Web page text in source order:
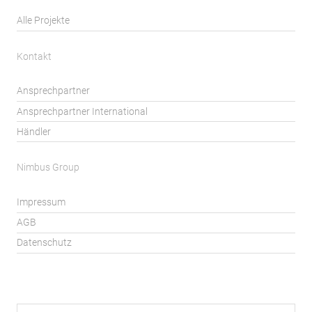
Alle Projekte
Kontakt
Ansprechpartner
Ansprechpartner International
Händler
Nimbus Group
Impressum
AGB
Datenschutz